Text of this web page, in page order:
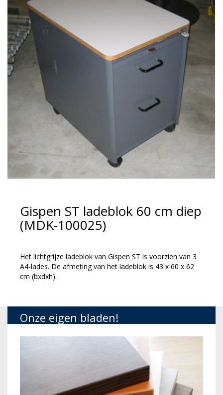
Gispen ST ladeblok 60 cm diep
(MDK-100025)
Het lichtgrijze ladeblok van Gispen ST is voorzien van 3
A4-lades. De afmeting van het ladeblok is 43 x 60 x 62
cm (bxdxh).
Onze eigen bladen!